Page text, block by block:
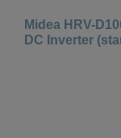
Midea HRV-
DC Inverter